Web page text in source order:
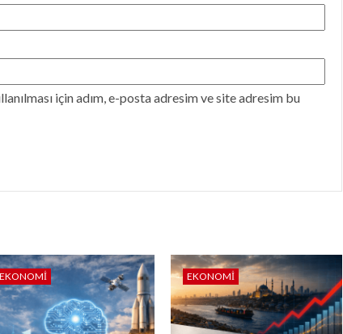
için adım, e-posta adresim ve site adresim bu
EKONOMI EKONOMI